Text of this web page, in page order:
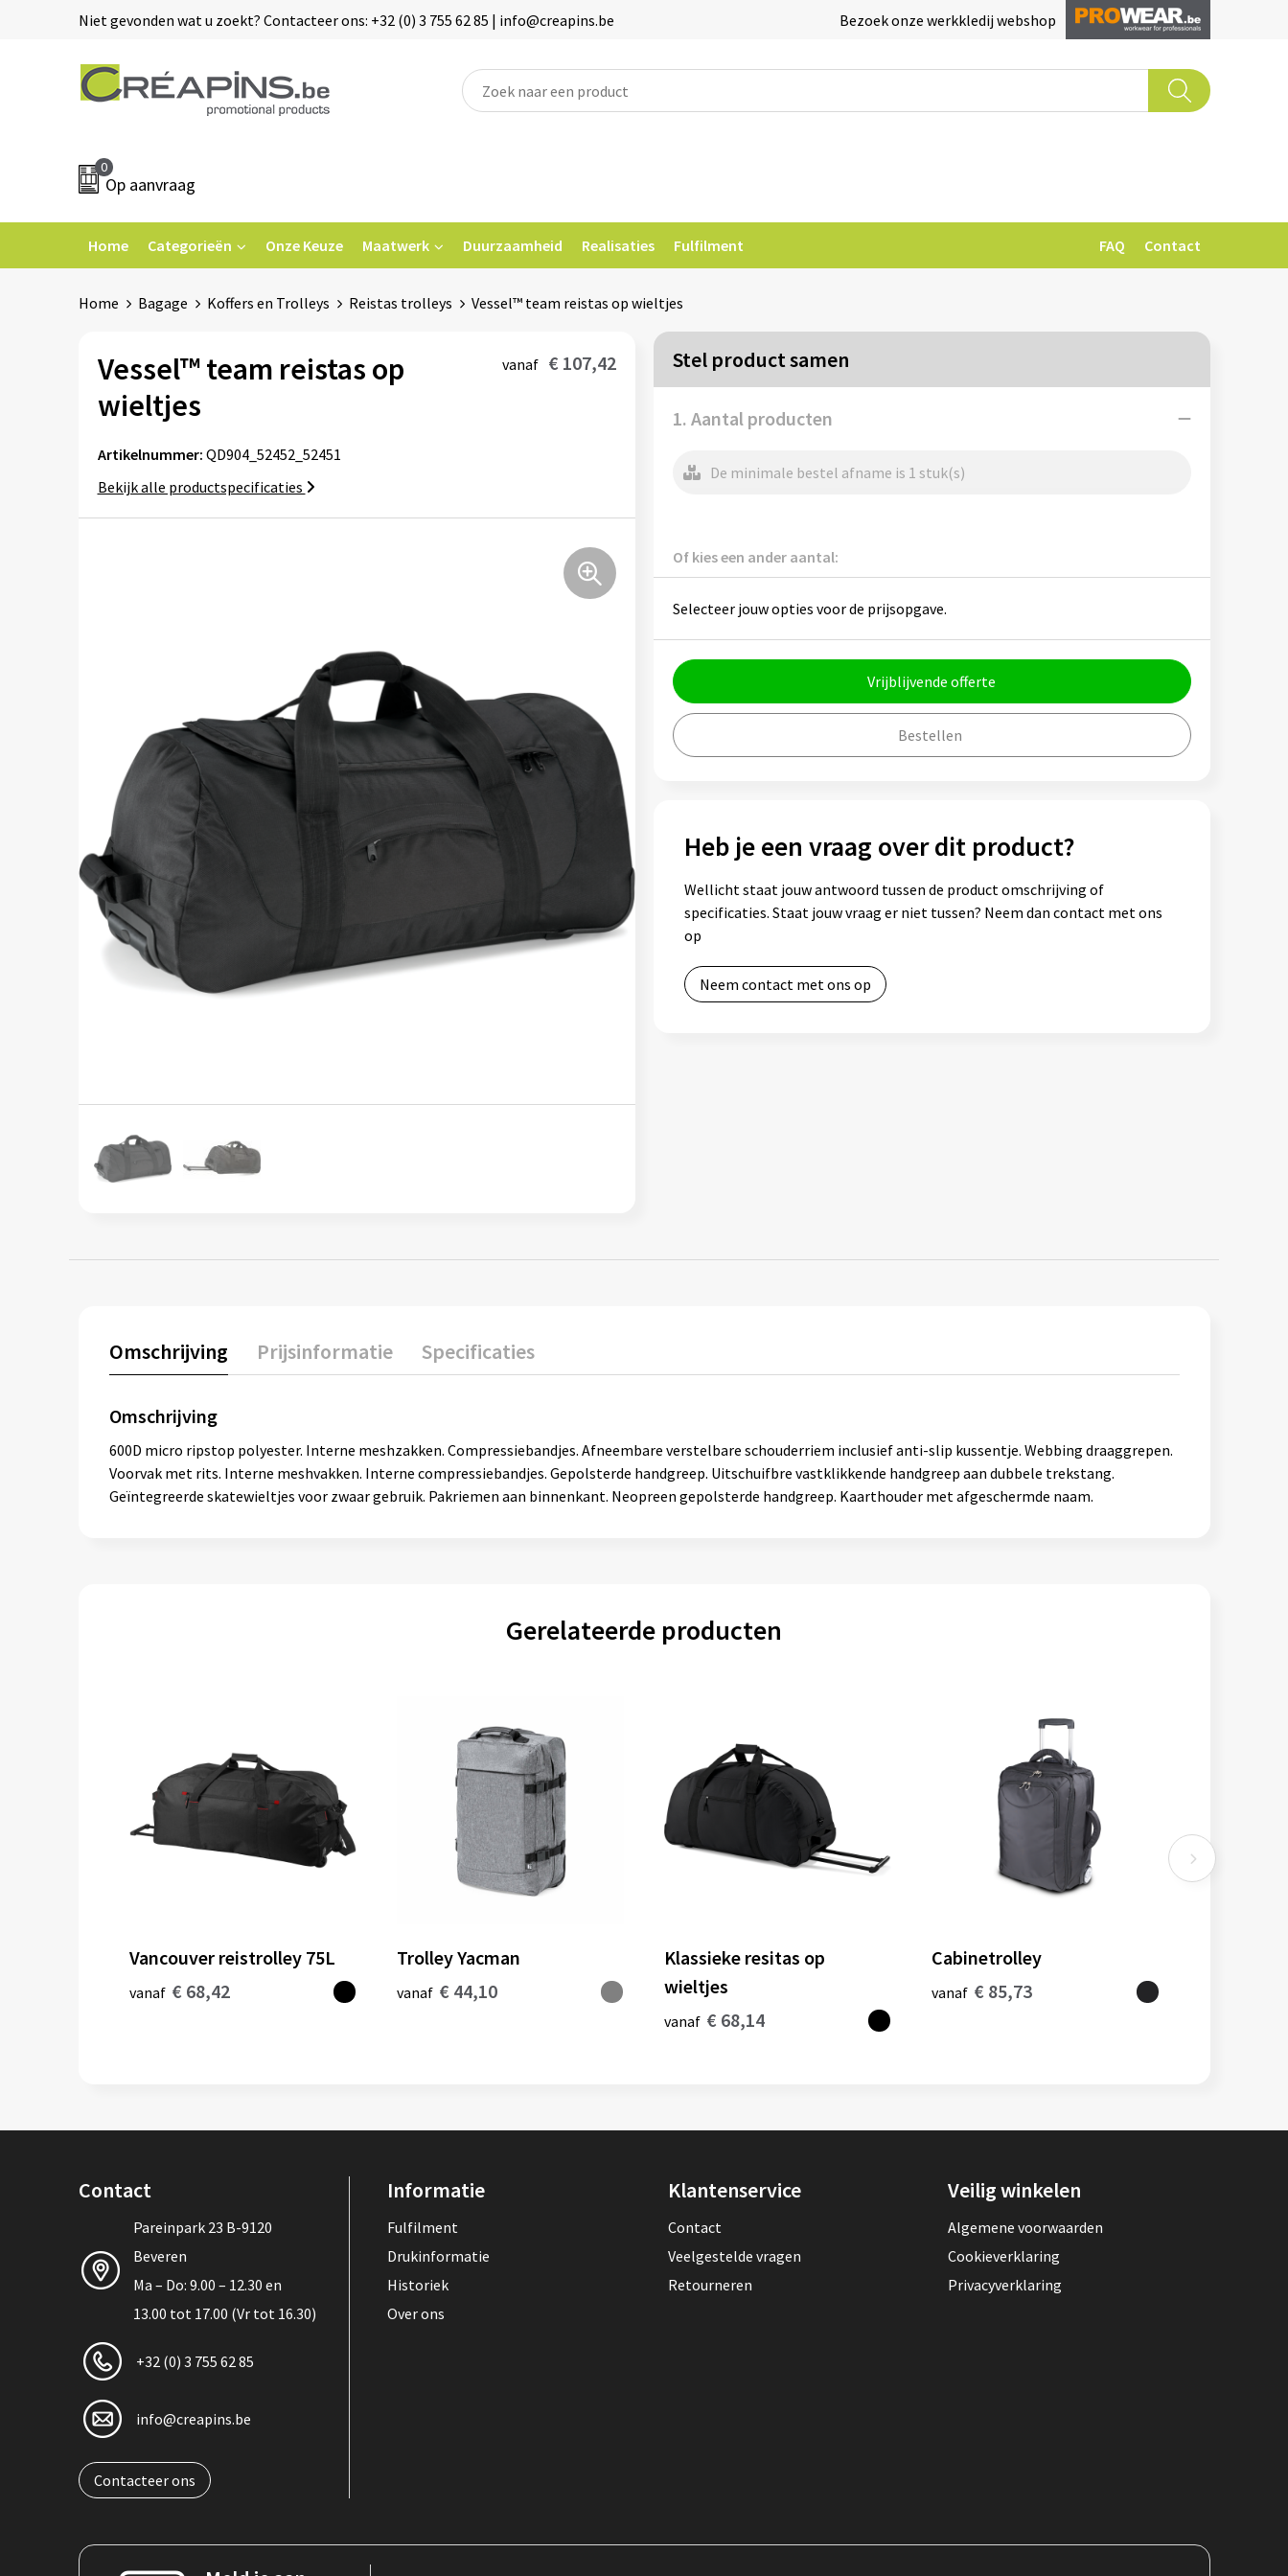
Niet gevonden wat u zoekt? Contacteer ons: +32 (0) 3 755 62 85 | info@creapins.be Bezoek onze werkkledij webshop
0
Op aanvraag
Home Categorieën Onze Keuze Maatwerk Duurzaamheid Realisaties Fulfilment FAQ Contact
Home Bagage Koffers en Trolleys Reistas trolleys Vessel™ team reistas op wieltjes
Vessel™ team reistas op
wieltjes
vanaf € 107,42
Artikelnummer: QD904_52452_52451
Bekijk alle productspecificaties
Stel product samen
1. Aantal producten
De minimale bestel afname is 1 stuk(s)
Of kies een ander aantal:
Selecteer jouw opties voor de prijsopgave.
Vrijblijvende offerte
Bestellen
Heb je een vraag over dit product?
Wellicht staat jouw antwoord tussen de product omschrijving of
specificaties. Staat jouw vraag er niet tussen? Neem dan contact met ons
op
Neem contact met ons op
Omschrijving Prijsinformatie Specificaties
Omschrijving
600D micro ripstop polyester. Interne meshzakken. Compressiebandjes. Afneembare verstelbare schouderriem inclusief anti-slip kussentje. Webbing draaggrepen.
Voorvak met rits. Interne meshvakken. Interne compressiebandjes. Gepolsterde handgreep. Uitschuifbre vastklikkende handgreep aan dubbele trekstang.
Geïntegreerde skatewieltjes voor zwaar gebruik. Pakriemen aan binnenkant. Neopreen gepolsterde handgreep. Kaarthouder met afgeschermde naam.
Gerelateerde producten
Vancouver reistrolley 75L
vanaf € 68,42
Trolley Yacman
vanaf € 44,10
Klassieke resitas op
wieltjes
vanaf € 68,14
Cabinetrolley
vanaf € 85,73
Contact
Pareinpark 23 B-9120
Beveren
Ma – Do: 9.00 – 12.30 en
13.00 tot 17.00 (Vr tot 16.30)
+32 (0) 3 755 62 85
info@creapins.be
Contacteer ons
Informatie
Fulfilment
Drukinformatie
Historiek
Over ons
Klantenservice
Contact
Veelgestelde vragen
Retourneren
Veilig winkelen
Algemene voorwaarden
Cookieverklaring
Privacyverklaring